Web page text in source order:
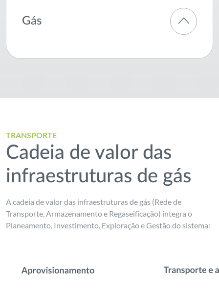
Gás
TRANSPORTE
Cadeia de valor das
infraestruturas de gás
A cadeia de valor das infraestruturas de gás (Rede de
Transporte, Armazenamento e Regaseificação) integra o
Planeamento, Investimento, Exploração e Gestão do sistema: